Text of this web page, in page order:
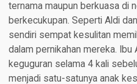
ternama maupun berkuasa di
berkecukupan. Seperti Aldi
sendiri sempat kesulitan
dalam pernikahan mereka.
keguguran selama 4 kali
menjadi satu-satunya anak